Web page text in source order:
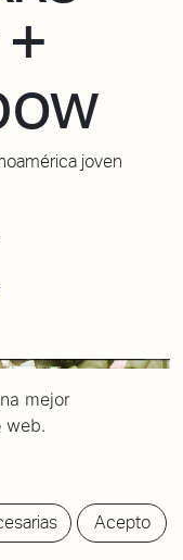
joven
mejor
web.
Acepto